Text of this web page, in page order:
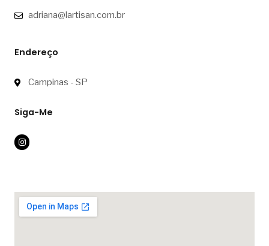
adriana@lartisan.com.br
Endereço
Campinas - SP
Siga-Me